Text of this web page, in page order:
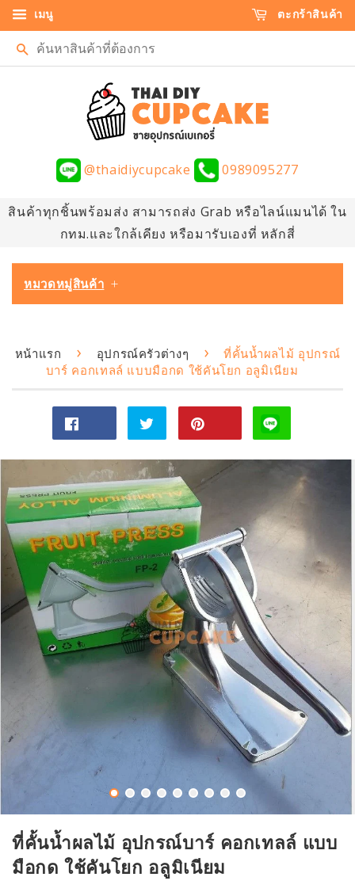
เมนู ตะกร้าสินค้า
ค้นหา
@thaidiycupcake 0989095277
สินค้าทุกชิ้นพร้อมส่ง สามารถส่ง Grab หรือไลน์แมนได้ ใน
กทม.และใกล้เคียง หรือมารับเองที่ หลักสี่
หมวดหมู่สินค้า
หน้าแรก › อุปกรณ์ครัวต่างๆ ›
ที่คั้นน้ำผลไม้ อุปกรณ์
บาร์ คอกเทลล์ แบบมือกด ใช้คันโยก อลูมิเนียม
ไป
Facebook
ตไป
ทวิ
ต
เตอร์
on
Pinterest
ที่คั้นน้ำผลไม้ อุปกรณ์บาร์ คอกเทลล์ แบบ
มือกด ใช้คันโยก อลูมิเนียม